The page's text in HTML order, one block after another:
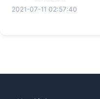
2021-07-11 02:57:40